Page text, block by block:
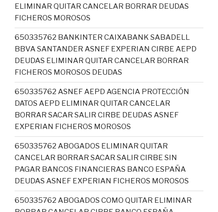
ELIMINAR QUITAR CANCELAR BORRAR DEUDAS
FICHEROS MOROSOS
650335762 BANKINTER CAIXABANK SABADELL
BBVA SANTANDER ASNEF EXPERIAN CIRBE AEPD
DEUDAS ELIMINAR QUITAR CANCELAR BORRAR
FICHEROS MOROSOS DEUDAS
650335762 ASNEF AEPD AGENCIA PROTECCIÓN
DATOS AEPD ELIMINAR QUITAR CANCELAR
BORRAR SACAR SALIR CIRBE DEUDAS ASNEF
EXPERIAN FICHEROS MOROSOS
650335762 ABOGADOS ELIMINAR QUITAR
CANCELAR BORRAR SACAR SALIR CIRBE SIN
PAGAR BANCOS FINANCIERAS BANCO ESPAÑA
DEUDAS ASNEF EXPERIAN FICHEROS MOROSOS
650335762 ABOGADOS COMO QUITAR ELIMINAR